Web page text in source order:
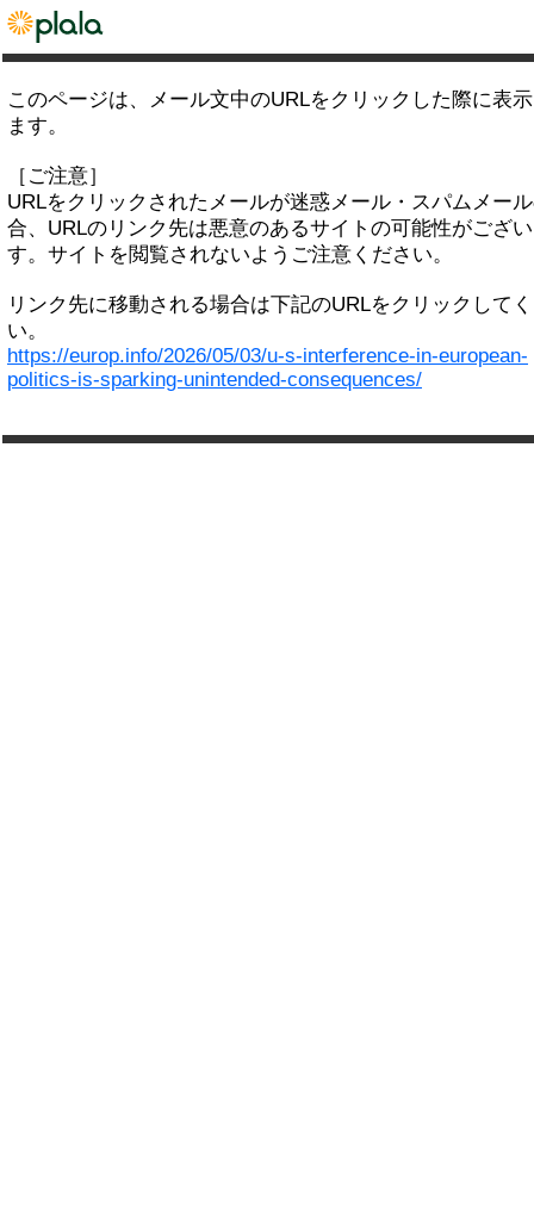
このページは、メール文中のURLをクリックした際に表
ます。
［ご注意］
URLをクリックされたメールが迷惑メール・スパムメー
合、URLのリンク先は悪意のあるサイトの可能性がござ
す。サイトを閲覧されないようご注意ください。
リンク先に移動される場合は下記のURLをクリックして
い。
https://europ.info/2026/05/03/u-s-interference-in-european-
politics-is-sparking-unintended-consequences/